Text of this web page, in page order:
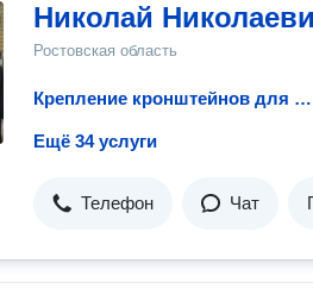
Николай
Ростовская область
Крепление кронштейнов для радиатора
Ещё 34 услуги
Телефон Чат